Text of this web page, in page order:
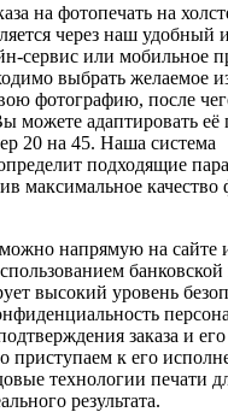
на фотопечать на
через наш удобный
сервис или мобильное
выбрать желаемое
фотографию, после
можете адаптировать её
20 на 45. Наша система
подходящие
максимальное качество
напрямую на сайте
высокий уровень
заказа и
приступаем к его
технологии печати
результата.